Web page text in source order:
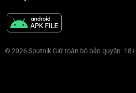
© 2026 Sputnik Giữ toàn bộ bản quyền. 18+